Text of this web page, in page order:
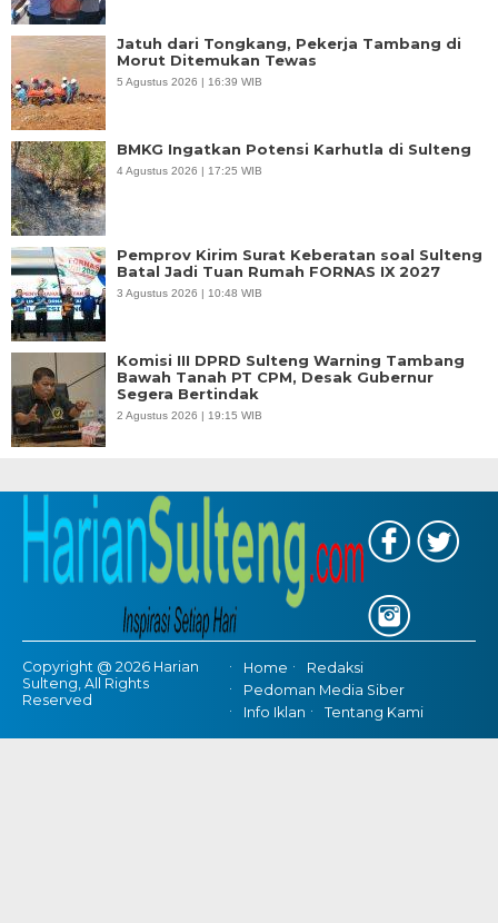
Jatuh dari Tongkang, Pekerja Tambang di
Morut Ditemukan Tewas
5 Agustus 2026 | 16:39 WIB
BMKG Ingatkan Potensi Karhutla di Sulteng
4 Agustus 2026 | 17:25 WIB
Pemprov Kirim Surat Keberatan soal Sulteng
Batal Jadi Tuan Rumah FORNAS IX 2027
3 Agustus 2026 | 10:48 WIB
Komisi III DPRD Sulteng Warning Tambang
Bawah Tanah PT CPM, Desak Gubernur
Segera Bertindak
2 Agustus 2026 | 19:15 WIB
Copyright @ 2026 Harian
Sulteng, All Rights
Reserved
Home
Redaksi
Pedoman Media Siber
Info Iklan
Tentang Kami